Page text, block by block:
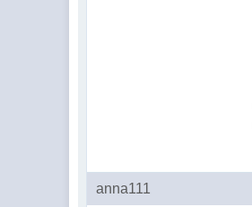
anna111